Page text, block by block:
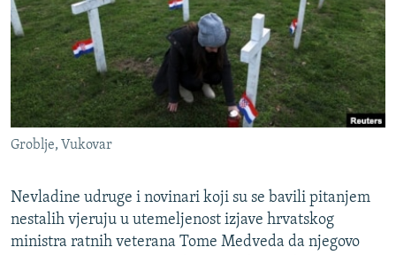
DNEVNO@RSE
SPECIJALI RSE
VIŠE OD NASLOVA
GENOCID U SREBRENICI
POPLAVE I KLIZIŠTA U BIH 2024.
POST SCRIPTUM
MOJA EVROPA
PRATITE NAS
Sve RFE/RL stranice
Groblje, Vukovar
Nevladine udruge i novinari koji su se bavili pitanjem
nestalih vjeruju u utemeljenost izjave hrvatskog
ministra ratnih veterana Tome Medveda da njegovo